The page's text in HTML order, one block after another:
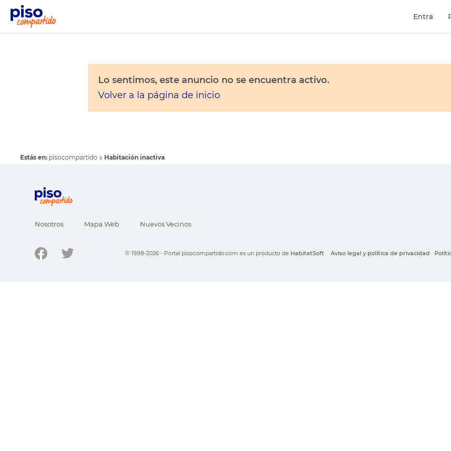
Entra
Lo sentimos, este anuncio no se encuentra activo.
Volver a la página de inicio
Estás en: pisocompartido Habitación inactiva
Nosotros Mapa Web Nuevos Vecinos
© 1998-2026 - Portal pisocompartido.com es un producto de HabitatSoft Aviso legal y política de privacidad ·